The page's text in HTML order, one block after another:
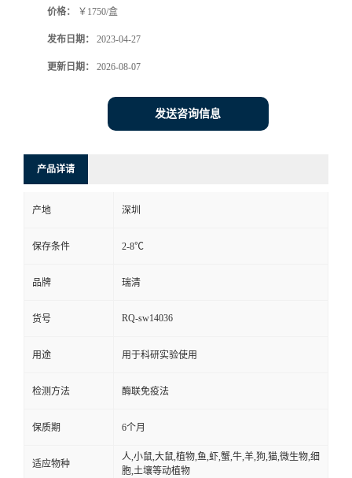
价格： ￥1750/盒
发布日期： 2023-04-27
更新日期： 2026-08-07
发送咨询信息
产品详请
产地 深圳
保存条件 2-8℃
品牌 瑞清
货号 RQ-sw14036
用途 用于科研实验使用
检测方法 酶联免疫法
保质期 6个月
适应物种
人,小鼠,大鼠,植物,鱼,虾,蟹,牛,羊,狗,猫,微生物,细
胞,土壤等动植物